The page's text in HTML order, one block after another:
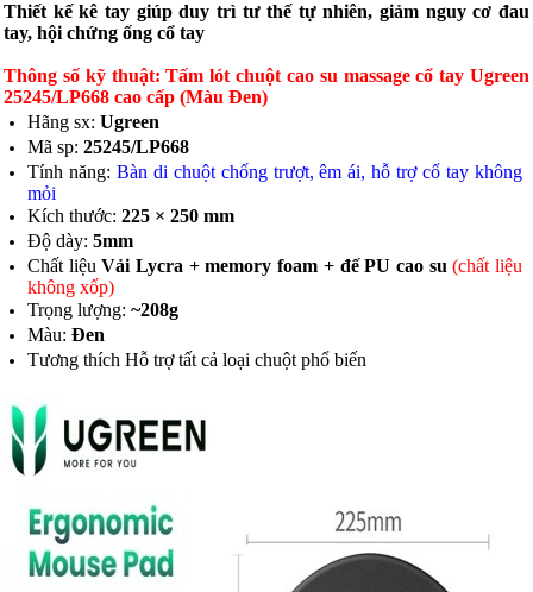
Thiết kế kê tay giúp duy trì tư thế tự nhiên, giảm nguy cơ đau
tay, hội chứng ống cổ tay
Thông số kỹ thuật: Tấm lót chuột cao su massage cổ tay Ugreen
25245/LP668 cao cấp (Màu Đen)
Hãng sx: Ugreen
Mã sp: 25245/LP668
Tính năng: Bàn di chuột chống trượt, êm ái, hỗ trợ cổ tay không
mỏi
Kích thước: 225 × 250 mm
Độ dày: 5mm
Chất liệuVải Lycra + memory foam + đế PU cao su (chất liệu
không xốp)
Trọng lượng: ~208g
Màu: Đen
Tương thích Hỗ trợ tất cả loại chuột phổ biến